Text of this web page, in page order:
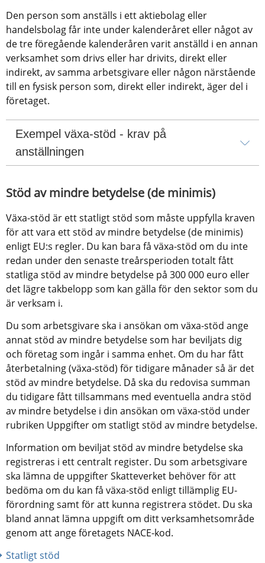
Den person som anställs i ett aktiebolag eller
handelsbolag får inte under kalenderåret eller något av
de tre föregående kalenderåren varit anställd i en annan
verksamhet som drivs eller har drivits, direkt eller
indirekt, av samma arbetsgivare eller någon närstående
till en fysisk person som, direkt eller indirekt, äger del i
företaget.
Exempel växa-stöd - krav på
anställningen
Stöd av mindre betydelse (de minimis)
Växa-stöd är ett statligt stöd som måste uppfylla kraven
för att vara ett stöd av mindre betydelse (de minimis)
enligt EU:s regler. Du kan bara få växa-stöd om du inte
redan under den senaste treårsperioden totalt fått
statliga stöd av mindre betydelse på 300 000 euro eller
det lägre takbelopp som kan gälla för den sektor som du
är verksam i.
Du som arbetsgivare ska i ansökan om växa-stöd ange
annat stöd av mindre betydelse som har beviljats dig
och företag som ingår i samma enhet. Om du har fått
återbetalning (växa-stöd) för tidigare månader så är det
stöd av mindre betydelse. Då ska du redovisa summan
du tidigare fått tillsammans med eventuella andra stöd
av mindre betydelse i din ansökan om växa-stöd under
rubriken Uppgifter om statligt stöd av mindre betydelse.
Information om beviljat stöd av mindre betydelse ska
registreras i ett centralt register. Du som arbetsgivare
ska lämna de uppgifter Skatteverket behöver för att
bedöma om du kan få växa-stöd enligt tillämplig EU-
förordning samt för att kunna registrera stödet. Du ska
bland annat lämna uppgift om ditt verksamhetsområde
genom att ange företagets NACE-kod.
Statligt stöd